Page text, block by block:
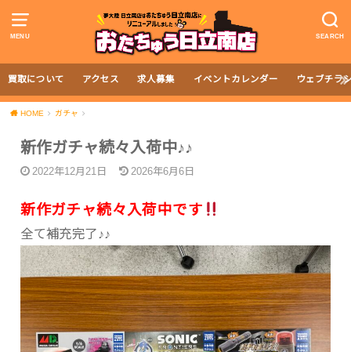
MENU SEARCH
買取について アクセス 求人募集 イベントカレンダー ウェブチラ
HOME ガチャ
新作ガチャ続々入荷中♪♪
2022年12月21日 2026年6月6日
新作ガチャ続々入荷中です
全て補充完了♪♪